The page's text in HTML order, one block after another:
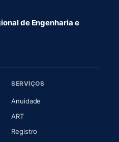
de Engenharia e
aba)
nova aba)
SERVIÇOS
Anuidade
ART(abre em nova aba)
Registro